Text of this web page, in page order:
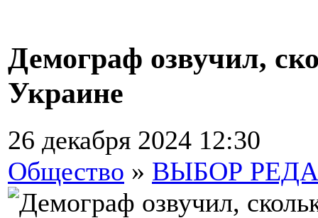
Демограф озвучил,
Украине
26 декабря 2024 12:30
Общество » ВЫБОР